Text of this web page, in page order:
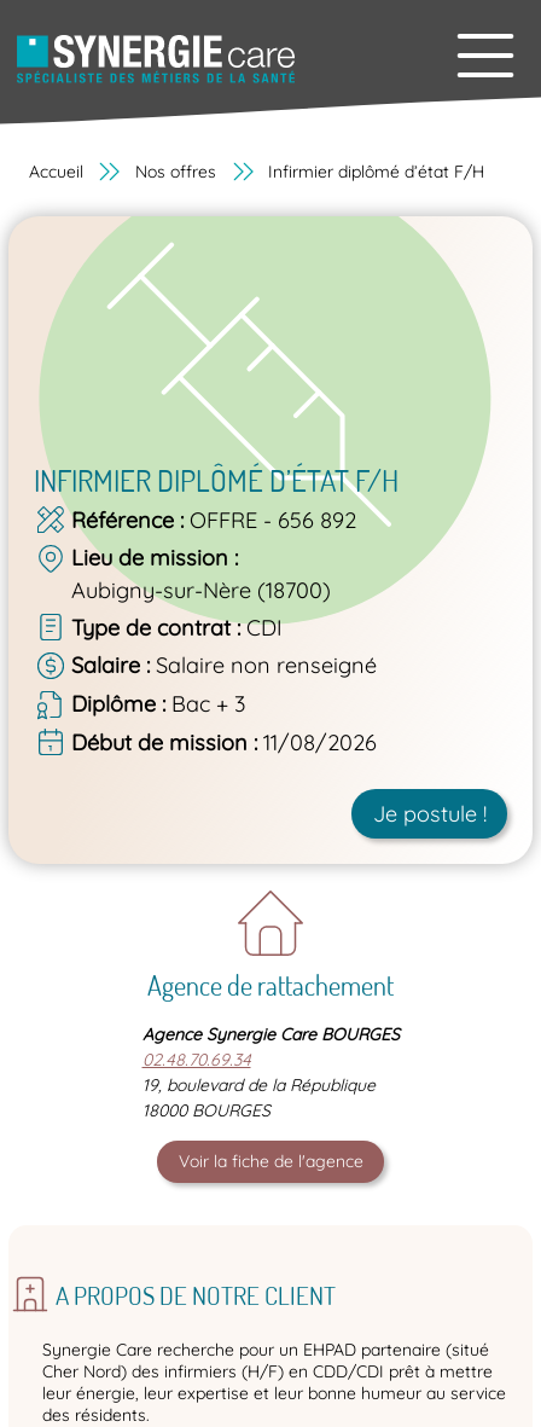
Accueil Nos offres Infirmier diplômé d’état F/H
INFIRMIER DIPLÔMÉ D’ÉTAT F/H
Référence OFFRE - 656 892
Lieu de mission
Aubigny-sur-Nère (18700)
Type de contrat CDI
Salaire Salaire non renseigné
Diplôme
Bac + 3
Début de mission
11/08/2026
Je postule !
Agence de rattachement
Agence Synergie Care BOURGES
02.48.70.69.34
19, boulevard de la République
18000 BOURGES
Voir la fiche de l'agence
A PROPOS DE NOTRE CLIENT
Synergie Care recherche pour un EHPAD partenaire (situé
Cher Nord) des infirmiers (H/F) en CDD/CDI prêt à mettre
leur énergie, leur expertise et leur bonne humeur au service
des résidents.